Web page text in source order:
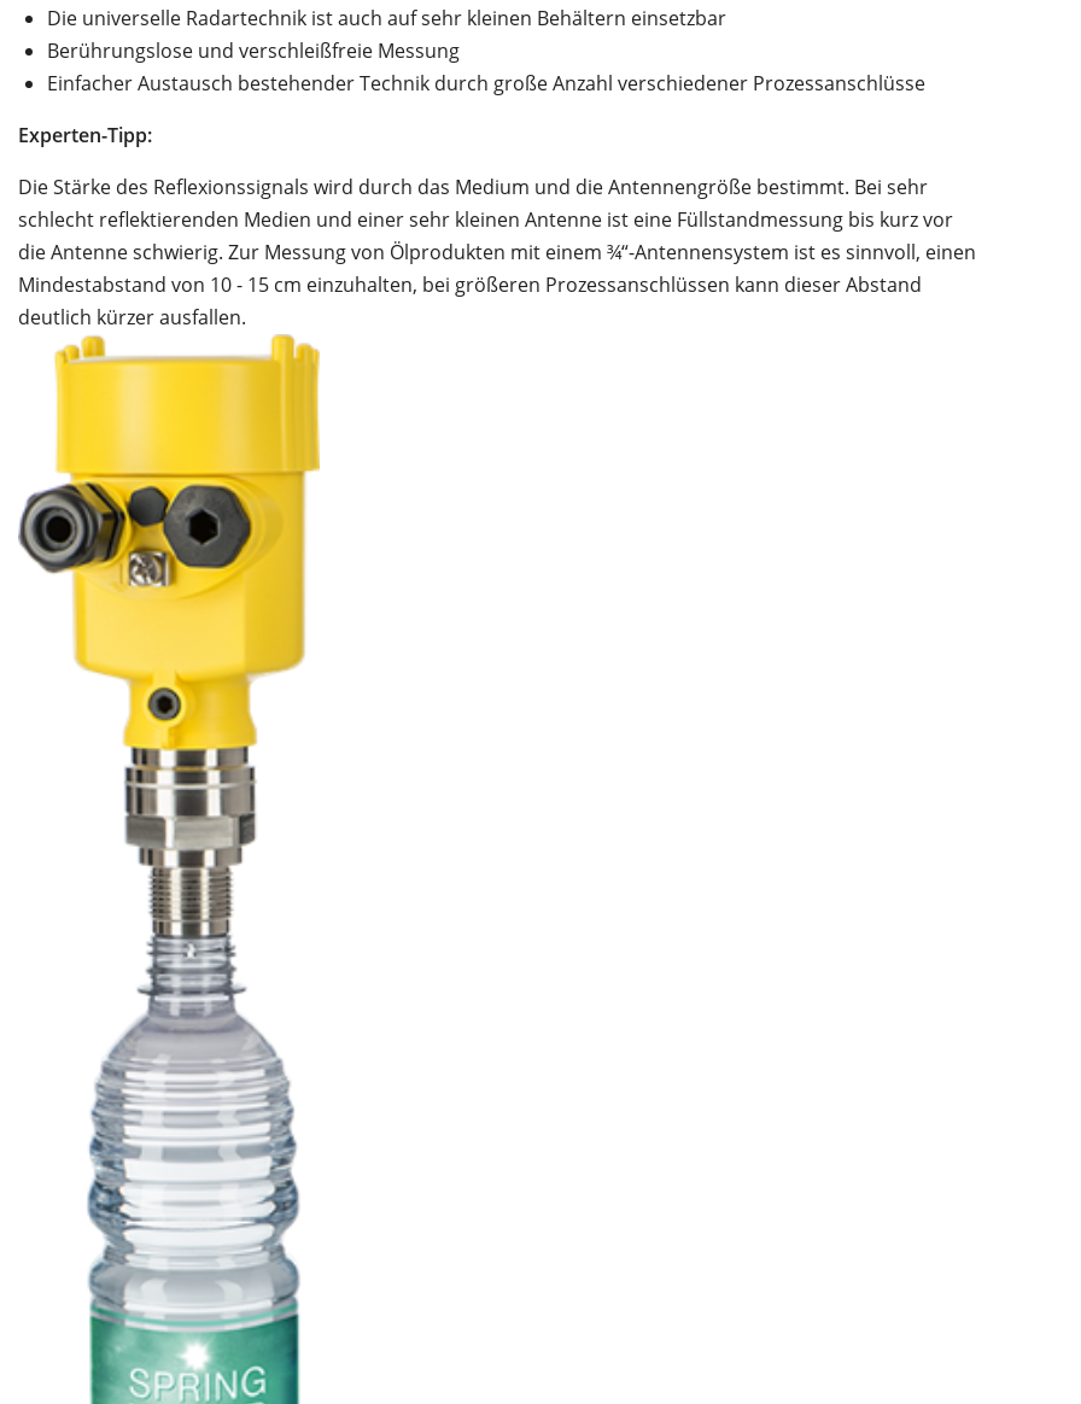
Die universelle Radartechnik ist auch auf sehr kleinen Behältern einsetzbar
Berührungslose und verschleißfreie Messung
Einfacher Austausch bestehender Technik durch große Anzahl verschiedener Prozessanschlüsse
Experten-Tipp:
Die Stärke des Reflexionssignals wird durch das Medium und die Antennengröße bestimmt. Bei sehr
schlecht reflektierenden Medien und einer sehr kleinen Antenne ist eine Füllstandmessung bis kurz vor
die Antenne schwierig. Zur Messung von Ölprodukten mit einem ¾“-Antennensystem ist es sinnvoll, einen
Mindestabstand von 10 - 15 cm einzuhalten, bei größeren Prozessanschlüssen kann dieser Abstand
deutlich kürzer ausfallen.